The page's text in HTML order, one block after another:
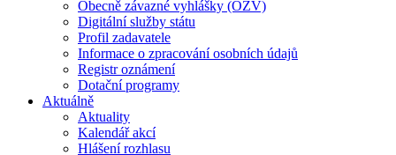
Obecně závazné vyhlášky (OZV)
Digitální služby státu
Profil zadavatele
Informace o zpracování osobních údajů
Registr oznámení
Dotační programy
Aktuálně
Aktuality
Kalendář akcí
Hlášení rozhlasu